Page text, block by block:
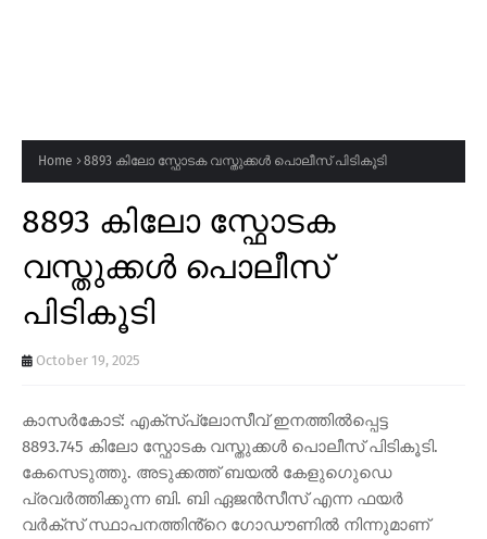
Home 8893 കിലോ സ്ഫോടക വസ്തുക്കൾ പൊലീസ് പിടികൂടി
8893 കിലോ സ്ഫോടക
വസ്തുക്കൾ പൊലീസ്
പിടികൂടി
October 19, 2025
കാസർകോട്: എക്സ്പ്ലോസീവ് ഇനത്തിൽപ്പെട്ട
8893.745 കിലോ സ്ഫോടക വസ്തുക്കൾ പൊലീസ് പിടികൂടി.
കേസെടുത്തു. അടുക്കത്ത് ബയൽ കേളുഗുെഡെ
പ്രവർത്തിക്കുന്ന ബി. ബി ഏജൻസീസ് എന്ന ഫയർ
വർക്സ് സ്ഥാപനത്തിൻ്റെ ഗോഡൗണിൽ നിന്നുമാണ്